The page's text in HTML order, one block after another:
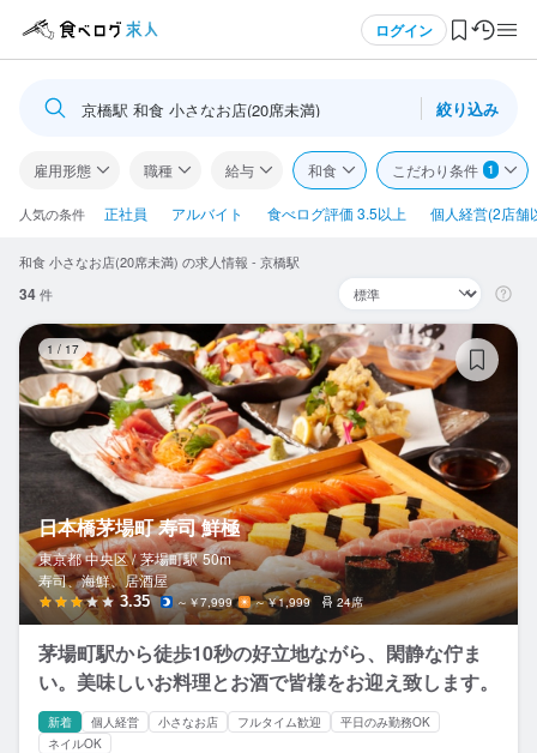
ログイン
ログイン・無料会員登録
食べログ求人TOP
求人検索
閲覧履歴
気になる求人
検索履歴・保存した条件
応募履歴
WEB履歴書
スカウト・メルマガ受信設定
ヘルプ・お問い合わせフォーム
京橋駅 和食 小さなお店(20席未満) 絞り込み
雇用形態 職種 給与 和食 こだわり条件 1
人気の条件 正社員 アルバイト 食べログ評価 3.5以上 個人経営(2店舗
和食 小さなお店(20席未満) の求人情報 - 京橋駅
34件
1 / 17
日本橋茅場町 寿司 鮮極
東京都 中央区 / 茅場町駅 50m
寿司、海鮮、居酒屋
3.35 ～￥7,999 ～￥1,999 24席
茅場町駅から徒歩10秒の好立地ながら、閑静な佇ま
い。美味しいお料理とお酒で皆様をお迎え致します。
新着 個人経営 小さなお店 フルタイム歓迎
平日のみ勤務OK
ネイルOK